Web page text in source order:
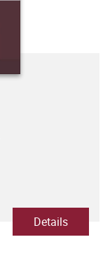
Details